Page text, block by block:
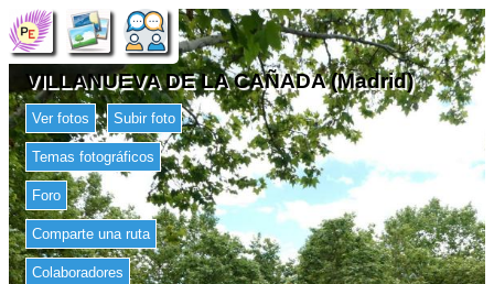
VILLANUEVA DE LA CAÑADA (Madrid)
Ver fotos Subir foto
Temas fotográficos
Foro
Comparte una ruta
Colaboradores